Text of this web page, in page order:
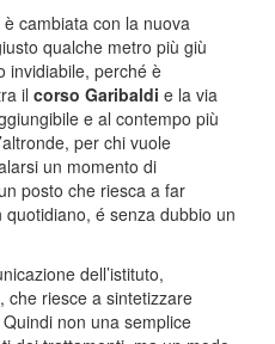
cambiata con la nuova
qualche metro più giù
invidiabile, perché è
il corso Garibaldi e la via
e al contempo più
per chi vuole
un momento di
posto che riesca a far
é senza dubbio un
dell’istituto,
che riesce a sintetizzare
non una semplice